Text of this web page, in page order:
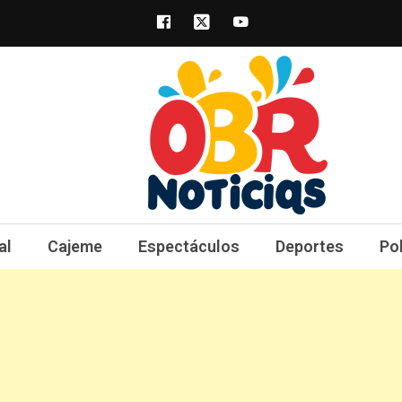
obrnoticias.com
obr noticias noticias, entretenimiento y
Cajeme Espectáculos Deportes